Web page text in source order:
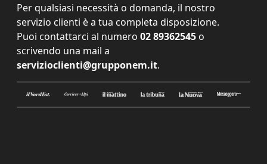
Per qualsiasi necessità o domanda, il nostro
servizio clienti è a tua completa disposizione.
Puoi contattarci al numero 02 89362545 o
scrivendo una mail a
servizioclienti@grupponem.it.